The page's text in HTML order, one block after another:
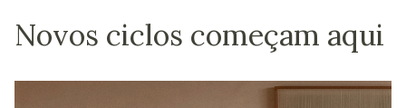
Novos ciclos começam aqui